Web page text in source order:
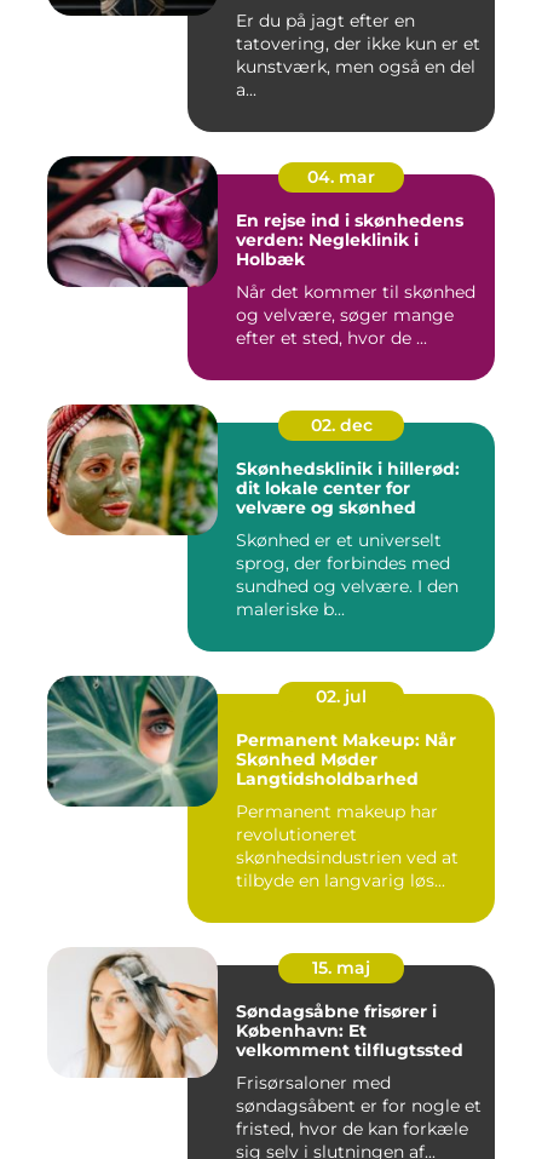
Er du på jagt efter en
tatovering, der ikke kun er et
kunstværk, men også en del
a...
04. mar
En rejse ind i skønhedens
verden: Negleklinik i
Holbæk
Når det kommer til skønhed
og velvære, søger mange
efter et sted, hvor de ...
02. dec
Skønhedsklinik i hillerød:
dit lokale center for
velvære og skønhed
Skønhed er et universelt
sprog, der forbindes med
sundhed og velvære. I den
maleriske b...
02. jul
Permanent Makeup: Når
Skønhed Møder
Langtidsholdbarhed
Permanent makeup har
revolutioneret
skønhedsindustrien ved at
tilbyde en langvarig løs...
15. maj
Søndagsåbne frisører i
København: Et
velkomment tilflugtssted
Frisørsaloner med
søndagsåbent er for nogle et
fristed, hvor de kan forkæle
sig selv i slutningen af...